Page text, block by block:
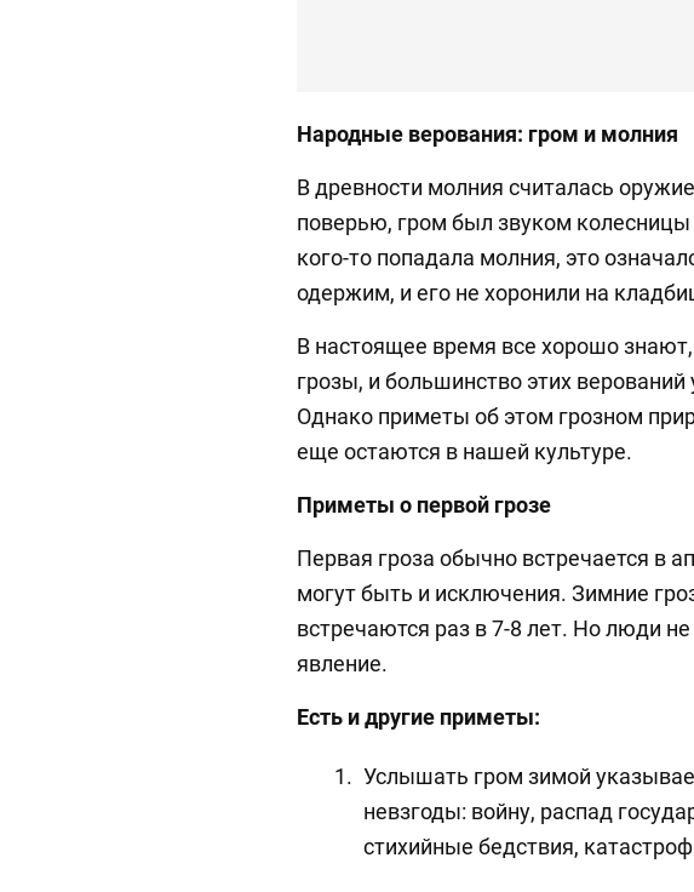
Народные верования: гром и молния
В древности молния считалась
поверью, гром был звуком
кого-то попадала молния, это
одержим, и его не хоронили на
В настоящее время все хорошо
грозы, и большинство этих
Однако приметы об этом грозном
еще остаются в нашей культуре.
Приметы о первой грозе
Первая гроза обычно встречается в
могут быть и исключения. Зимние
встречаются раз в 7-8 лет. Но люди
явление.
Есть и другие приметы:
Услышать гром зимой
невзгоды: войну, распад
стихийные бедствия,